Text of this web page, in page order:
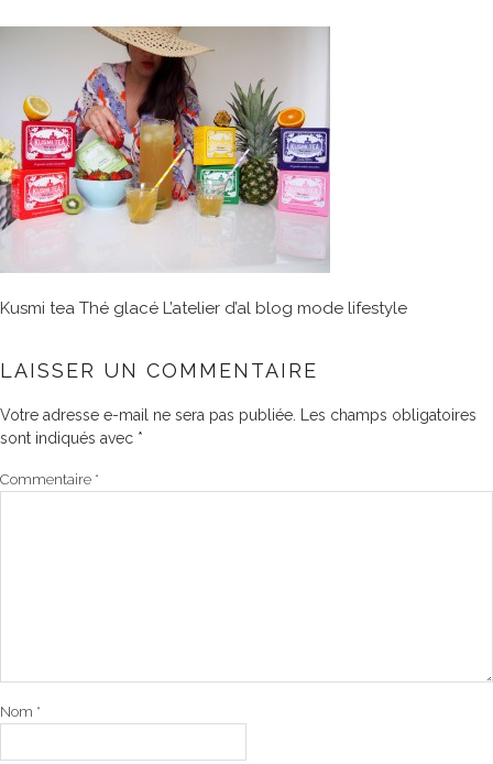
Kusmi tea Thé glacé L’atelier d’al blog mode lifestyle
LAISSER UN COMMENTAIRE
Votre adresse e-mail ne sera pas publiée.
Les champs obligatoires
sont indiqués avec *
Commentaire *
Nom *